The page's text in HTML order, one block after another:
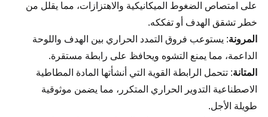
على امتصاص الضغوط الميكانيكية والاهتزازات، مما يقلل من
خطر تشقق الهدف أو تفككه.
المرونة: يستوعب فروق التمدد الحراري بين الهدف واللوحة
الداعمة، مما يمنع التشوه ويحافظ على رابطة مستقرة.
المتانة: تتحمل الرابطة القوية التي أنشأتها المادة المطاطية
الاصطناعية التدوير الحراري المتكرر، مما يضمن موثوقية
طويلة الأجل.